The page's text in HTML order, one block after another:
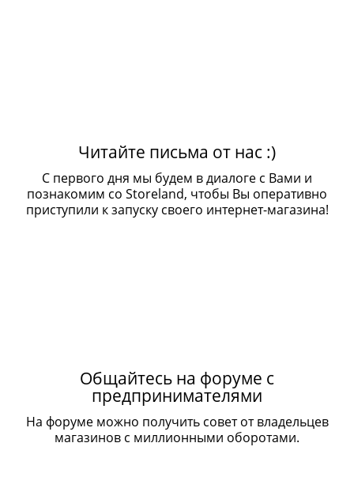
Читайте письма от нас :)
С первого дня мы будем в диалоге с Вами и
познакомим со Storeland, чтобы Вы оперативно
приступили к запуску своего интернет-магазина!
Общайтесь на форуме с
предпринимателями
На форуме можно получить совет от владельцев
магазинов с миллионными оборотами.